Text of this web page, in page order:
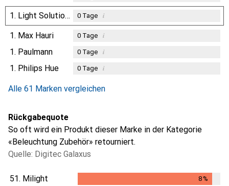
1. Light Solutions 0Tage i
1. Max Hauri 0Tage i
1. Paulmann 0Tage i
1. Philips Hue 0Tage i
Alle 61 Marken vergleichen
Rückgabequote
So oft wird ein Produkt dieser Marke in der Kategorie
«Beleuchtung Zubehör» retourniert.
Quelle: Digitec Galaxus
51. Milight 8%